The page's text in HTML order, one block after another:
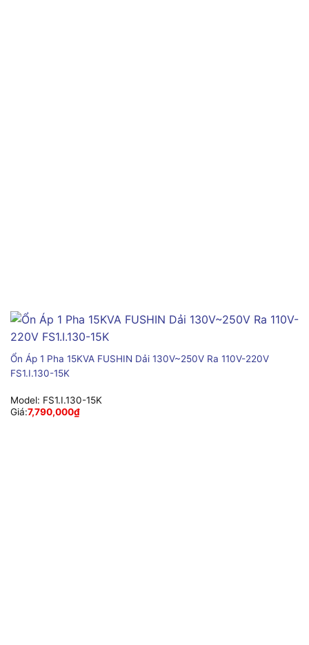
Ổn Áp 1 Pha 15KVA FUSHIN Dải 130V~250V Ra 110V-220V
FS1.I.130-15K
Model: FS1.I.130-15K
Giá:7,790,000₫